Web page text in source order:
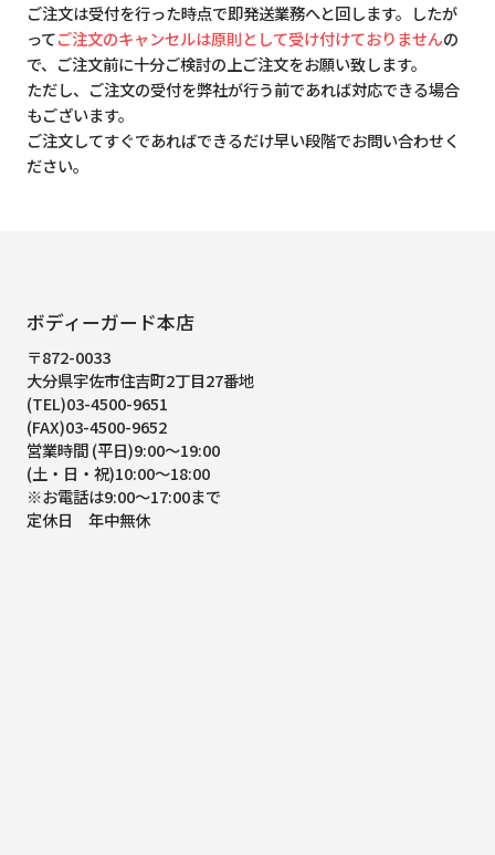
ご注文は受付を行った時点で即発送業務へと回します。したが
ってご注文のキャンセルは原則として受け付けておりませんの
で、ご注文前に十分ご検討の上ご注文をお願い致します。
ただし、ご注文の受付を弊社が行う前であれば対応できる場合
もございます。
ご注文してすぐであればできるだけ早い段階でお問い合わせく
ださい。
ボディーガード本店
〒872-0033
大分県宇佐市住吉町2丁目27番地
(TEL)03-4500-9651
(FAX)03-4500-9652
営業時間 (平日)9:00～19:00
(土・日・祝)10:00～18:00
※お電話は9:00～17:00まで
定休日 年中無休